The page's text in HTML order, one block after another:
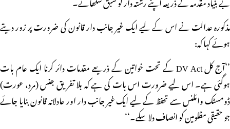
مذکورہ عدالت نے اس کے لیے ایک غیر جانب دار قانون کی ضرورت پر زور دیتے
ہوئے کہا کہ:
’’آج کل DV Act کے تحت خواتین کے ذریعے مقدمات دائر کرنا ایک عام بات
ہوگئی ہے۔ اس لیے ضرورت اس بات کی ہے کہ بلا تفریق جنس (مرد، عورت)
ڈومسٹک وائلنس سے تحفظ کے لیے ایک غیر جانب دار اور عادلانہ قانون بنایا جائے
جو حقیقی مظلومین کو انصاف دلا سکے۔‘‘